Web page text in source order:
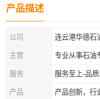
产品描述
公司 连云港华德石
主营 专业从事石油
服务 服务至上-品
产品 产品创新，行